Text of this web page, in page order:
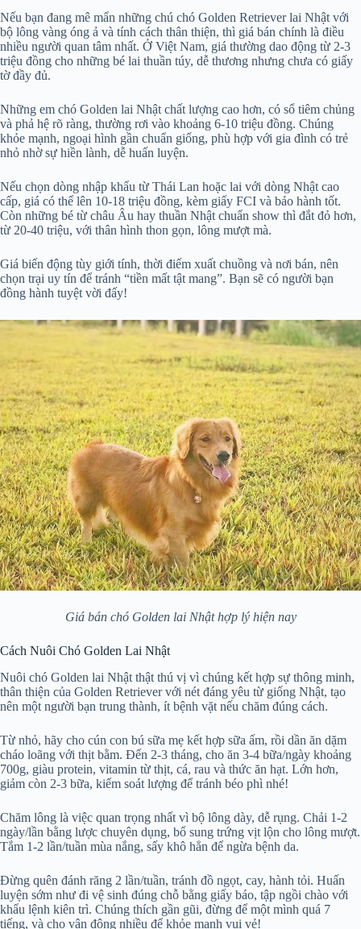
Nếu bạn đang mê mẩn những chú chó Golden Retriever lai Nhật với
bộ lông vàng óng ả và tính cách thân thiện, thì giá bán chính là điều
nhiều người quan tâm nhất. Ở Việt Nam, giá thường dao động từ 2-3
triệu đồng cho những bé lai thuần túy, dễ thương nhưng chưa có giấy
tờ đầy đủ.
Những em chó Golden lai Nhật chất lượng cao hơn, có sổ tiêm chủng
và phả hệ rõ ràng, thường rơi vào khoảng 6-10 triệu đồng. Chúng
khỏe mạnh, ngoại hình gần chuẩn giống, phù hợp với gia đình có trẻ
nhỏ nhờ sự hiền lành, dễ huấn luyện.
Nếu chọn dòng nhập khẩu từ Thái Lan hoặc lai với dòng Nhật cao
cấp, giá có thể lên 10-18 triệu đồng, kèm giấy FCI và bảo hành tốt.
Còn những bé từ châu Âu hay thuần Nhật chuẩn show thì đắt đỏ hơn,
từ 20-40 triệu, với thân hình thon gọn, lông mượt mà.
Giá biến động tùy giới tính, thời điểm xuất chuồng và nơi bán, nên
chọn trại uy tín để tránh “tiền mất tật mang”. Bạn sẽ có người bạn
đồng hành tuyệt vời đấy!
Giá bán chó Golden lai Nhật hợp lý hiện nay
Cách Nuôi Chó Golden Lai Nhật
Nuôi chó Golden lai Nhật thật thú vị vì chúng kết hợp sự thông minh,
thân thiện của Golden Retriever với nét đáng yêu từ giống Nhật, tạo
nên một người bạn trung thành, ít bệnh vặt nếu chăm đúng cách.
Từ nhỏ, hãy cho cún con bú sữa mẹ kết hợp sữa ấm, rồi dần ăn dặm
cháo loãng với thịt bằm. Đến 2-3 tháng, cho ăn 3-4 bữa/ngày khoảng
700g, giàu protein, vitamin từ thịt, cá, rau và thức ăn hạt. Lớn hơn,
giảm còn 2-3 bữa, kiểm soát lượng để tránh béo phì nhé!
Chăm lông là việc quan trọng nhất vì bộ lông dày, dễ rụng. Chải 1-2
ngày/lần bằng lược chuyên dụng, bổ sung trứng vịt lộn cho lông mượt.
Tắm 1-2 lần/tuần mùa nắng, sấy khô hẳn để ngừa bệnh da.
Đừng quên đánh răng 2 lần/tuần, tránh đồ ngọt, cay, hành tỏi. Huấn
luyện sớm như đi vệ sinh đúng chỗ bằng giấy báo, tập ngồi chào với
khẩu lệnh kiên trì. Chúng thích gần gũi, đừng để một mình quá 7
tiếng, và cho vận động nhiều để khỏe mạnh vui vẻ!